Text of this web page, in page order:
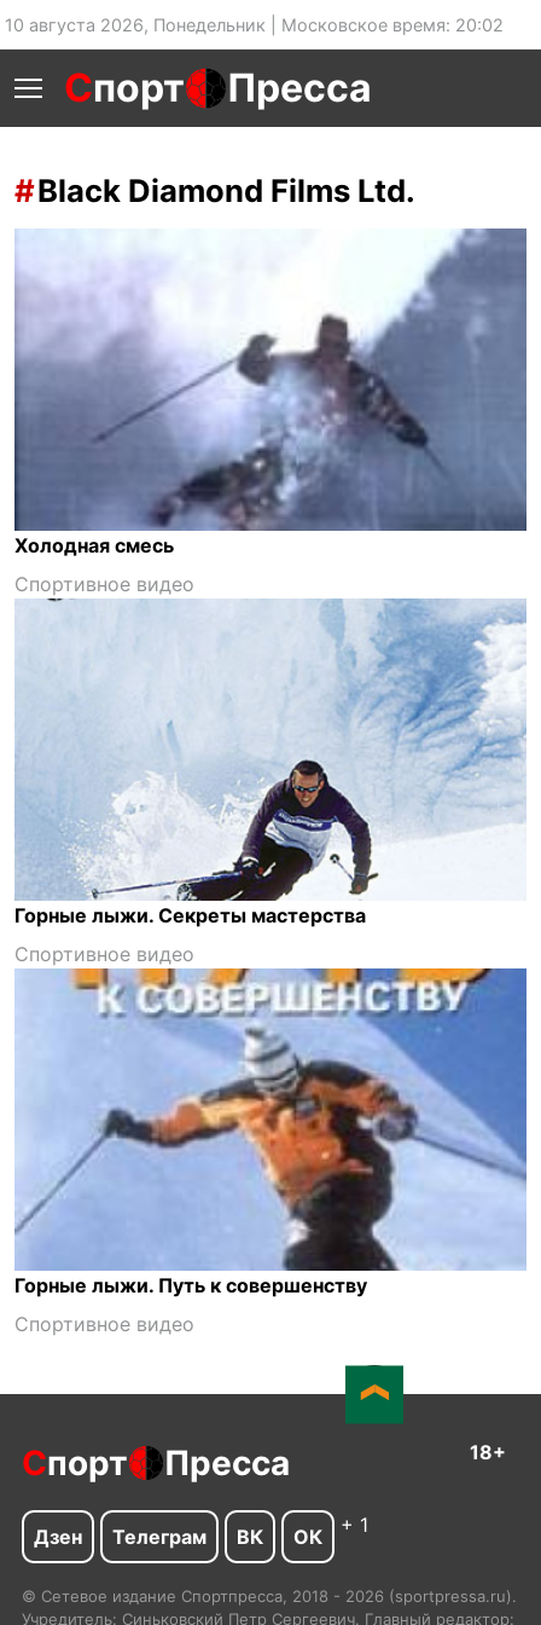
10 августа 2026, Понедельник | Московское время: 20:02
Спорт Пресса
Black Diamond Films Ltd.
Холодная смесь
Спортивное видео
Горные лыжи. Секреты мастерства
Спортивное видео
Горные лыжи. Путь к совершенству
Спортивное видео
Спорт Пресса 18+
Дзен Телеграм ВК ОК + 1
© Сетевое издание Спортпресса, 2018 - 2026 (sportpressa.ru).
Учредитель: Синьковский Петр Сергеевич. Главный редактор: